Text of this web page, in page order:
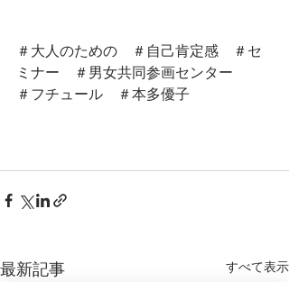
＃大人のための　＃自己肯定感　＃セ
ミナー　＃男女共同参画センター
＃フチュール　＃本多優子
最新記事 すべて表示